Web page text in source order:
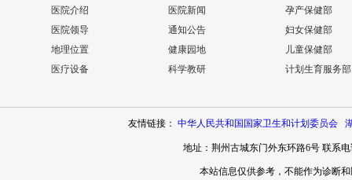
医院介绍
医院领导
地理位置
医疗设备
医院新闻
通知公告
健康园地
科学教研
孕产保健部
妇女保健部
儿童保健部
计划生育服务部
友情链接： 中华人民共和国国家卫生和计划委员会
地址：荆州古城东门外东环路6号 联系电
本站信息仅供参考，不能作为诊断